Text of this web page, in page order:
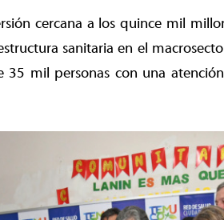
cercana a los quince mil
sanitaria en el
35 mil personas con una